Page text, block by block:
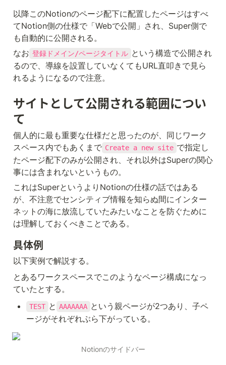
す。 Pretty URLsに何も入力せずに
Continue を押すとDNSの設定が始
まります。 ここは各自設定して下さ
い。 最後にページの設定です。
Custom fonts お好きなフォントを
どうぞ。 Site image Twitterとかに
シェアした際のOGP画像です。 き
れいなのを作って設定しましょう
Custom favicon そのままサイトの
faviconです。 適当な絵文字でいい
に文字を入力すると左上にサイトの
説明文みたいなのを表示できます。
Site description Google検索とかで
表示される説明文です。 サイトのタ
イトルと同じワードをここにも入れ
るとSEO上位狙いやすいです。 下の
ボタン3個 基本的にデフォルトのま
までいいです。 左から順にサイト内
検索、サイトのプロパティーを表示
するか否か、Google検索などに表示
は終わりです！ 最後にSuperで作成
したページとCloudflare Workerで作
成したページの Lighthouse スコア
を比較しようと思います！ 左が
Super右が Cloudflare Workerで
す！！！ あぁ！！一目瞭然です
がとうございます！ 良ければZenn
やTwitterのフォローしていただけれ
ば嬉しいです！ ではまた！
以降このNotionのページ配下に配置したページはすべ
てNotion側の仕様で「Webで公開」され、Super側で
も自動的に公開される。
なお 登録ドメイン/ページタイトル という構造で公開され
るので、導線を設置していなくてもURL直叩きで見ら
れるようになるので注意。
サイトとして公開される範囲につい
て
個人的に最も重要な仕様だと思ったのが、同じワーク
スペース内でもあくまで Create a new site で指定し
たページ配下のみが公開され、それ以外はSuperの関心
事には含まれないというもの。
これはSuperというよりNotionの仕様の話ではある
が、不注意でセンシティブ情報を知らぬ間にインター
ネットの海に放流していたみたいなことを防ぐために
は理解しておくべきことである。
具体例
以下実例で解説する。
とあるワークスペースでこのようなページ構成になっ
ていたとする。
TEST と AAAAAAA という親ページが2つあり、子ペ
ージがそれぞれぶら下がっている。
Notionのサイドバー